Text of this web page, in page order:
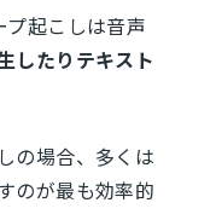
プ起こしは音声
したりテキスト
の場合、多くは
のが最も効率的